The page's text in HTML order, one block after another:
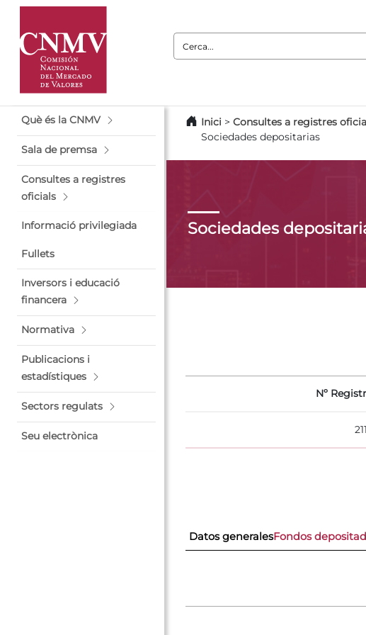
Cerca:
Què és la CNMV
Sala de premsa
Consultes a registres
oficials
Informació privilegiada
Fullets
Inversors i educació
financera
Normativa
Publicacions i
estadístiques
Sectors regulats
Seu electrònica
Inici > Consultes a registres
Sociedades depositarias
Sociedades
Nº
211
Datos generalesFondos